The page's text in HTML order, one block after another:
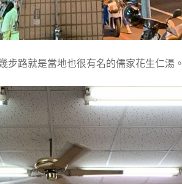
步路就是當地也很有名的儒家花生仁湯。